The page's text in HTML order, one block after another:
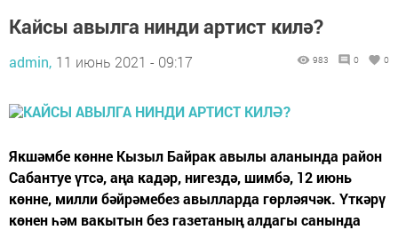
Кайсы авылга нинди артист килә?
admin, 11 июнь 2021 - 09:17 983 0 0
Якшәмбе көнне Кызыл Байрак авылы аланында район
Сабантуе үтсә, аңа кадәр, нигездә, шимбә, 12 июнь
көнне, милли бәйрәмебез авылларда гөрләячәк. Үткәрү
көнен һәм вакытын без газетаның алдагы санында